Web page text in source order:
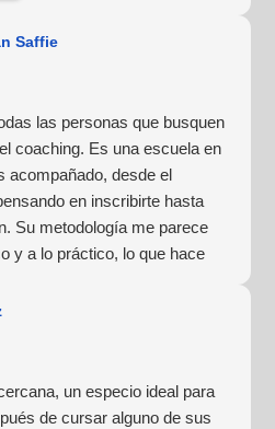
Saffie
las personas que busquen
coaching. Es una escuela en
acompañado, desde el
en inscribirte hasta
Su metodología me parece
y a lo práctico, lo que hace
experiencia!
un especio ideal para
de cursar alguno de sus